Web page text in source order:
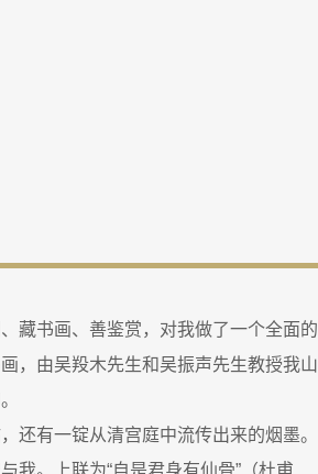
藏书画、善鉴赏，对我做了一个全面的
，由吴羖木先生和吴振声先生教授我山
还有一锭从清宫庭中流传出来的烟墨。
我。上联为“自是君身有仙骨”（杜甫